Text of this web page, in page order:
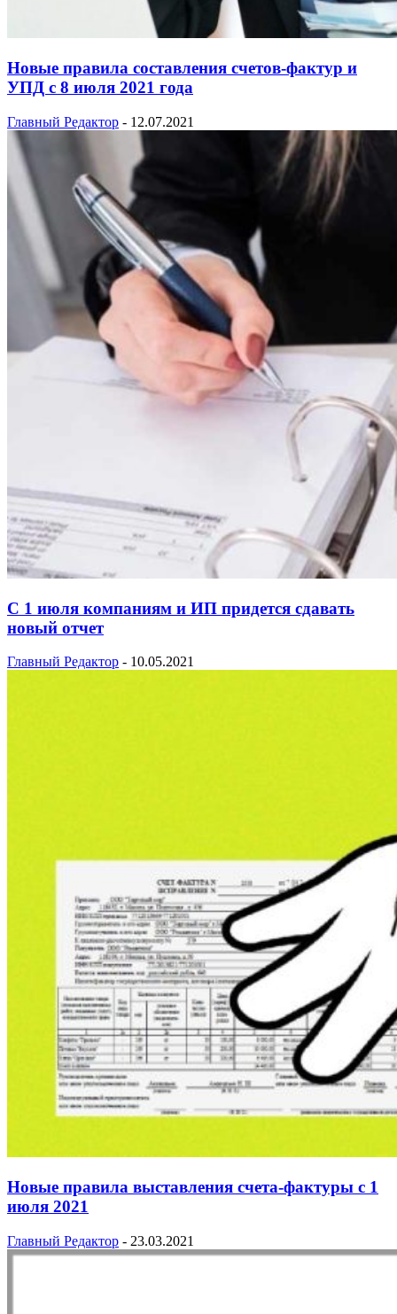
Новые правила составления счетов-фактур и
УПД с 8 июля 2021 года
Главный Редактор - 12.07.2021
С 1 июля компаниям и ИП придется сдавать
новый отчет
Главный Редактор - 10.05.2021
Новые правила выставления счета-фактуры с 1
июля 2021
Главный Редактор - 23.03.2021